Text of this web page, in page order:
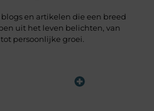
en artikelen die een breed
uit het leven belichten, van
persoonlijke groei.